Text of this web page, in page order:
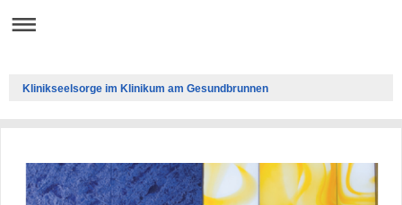
Klinikseelsorge im Klinikum am Gesundbrunnen